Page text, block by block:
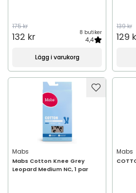
175 kr
132 kr 8 butiker
4,4
Lägg i varukorg
139 kr
129
Mabs
Mabs Cotton Knee Grey
Leopard Medium NC, 1 par
Mabs